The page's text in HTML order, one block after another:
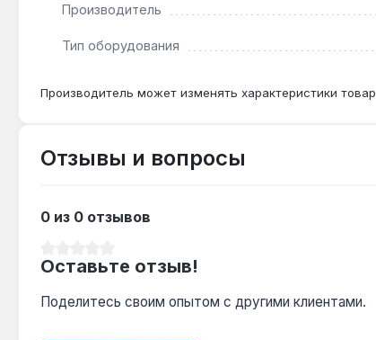
Как часто нужно менять электрод розжига?
Средний ресурс составляет 3–5 лет при
Производитель
Тип оборудования
Производитель может изменять характеристики
Отзывы и вопросы
0 из 0 отзывов
Оставьте отзыв!
Поделитесь своим опытом с другими клиентами.